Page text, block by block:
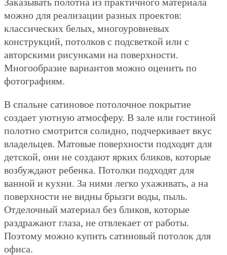
можно для реализации разных проектов:
классических белых, многоуровневых
конструкций, потолков с подсветкой или с
авторскими рисунками на поверхности.
Многообразие вариантов можно оценить по
фотографиям.
В спальне сатиновое потолочное покрытие
создает уютную атмосферу. В зале или гостиной
полотно смотрится солидно, подчеркивает вкус
владельцев. Матовые поверхности подходят для
детской, они не создают ярких бликов, которые
возбуждают ребенка. Потолки подходят для
ванной и кухни. За ними легко ухаживать, а на
поверхности не видны брызги воды, пыль.
Отделочный материал без бликов, которые
раздражают глаза, не отвлекает от работы.
Поэтому можно купить сатиновый потолок для
офиса.